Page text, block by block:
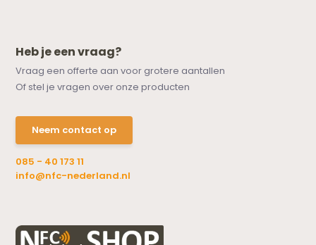
Heb je een vraag?
Vraag een offerte aan voor grotere aantallen
Of stel je vragen over onze producten
Neem contact op
085 - 40 173 11
info@nfc-nederland.nl